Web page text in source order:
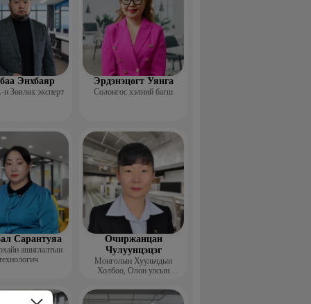
Энхбаяр
Зөвлөх эксперт
Эрдэнэцогт Уянга
Солонгос хэлний багш
Сарантуяа
ашиглалтын
Очиржанцан
Чулуунцэцэг
Монголын Хуульчдын
Холбоо, Олон улсын